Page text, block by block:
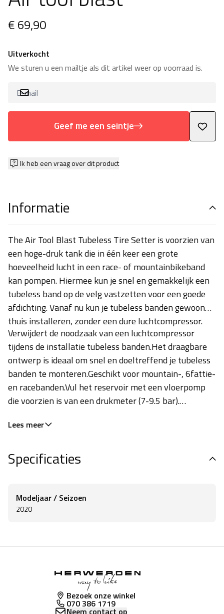
€ 69,90
Uitverkocht
We sturen u een mailtje als dit artikel weer op voorraad is.
Geef me een seintje
Ik heb een vraag over dit product
Informatie
The Air Tool Blast Tubeless Tire Setter is voorzien van
een hoge-druk tank die in één keer een grote
hoeveelheid lucht in een race- of mountainbikeband
kan pompen. Hiermee kun je snel en gemakkelijk een
tubeless band op de velg vastzetten voor een goede
afdichting. Vanaf nu kun je tubeless banden gewoon
thuis installeren, zonder een dure luchtcompressor.
Verwijdert de noodzaak van een luchtcompressor
tijdens de installatie tubeless banden.Het draagbare
ontwerp is ideaal om snel en doeltreffend je tubeless
banden te monteren.Geschikt voor mountain-, 6fattie-
en racebanden.Vul het reservoir met een vloerpomp
die voorzien is van een drukmeter (7-9.5 bar).
pompkop-ontwerp voor 40% hogere luchtstroom,
bandcombinaties kunnen worden geïnstalleerd.
Lees meer
Specificaties
Modeljaar / Seizoen
2020
Bezoek onze winkel
070 386 1719
Neem contact op